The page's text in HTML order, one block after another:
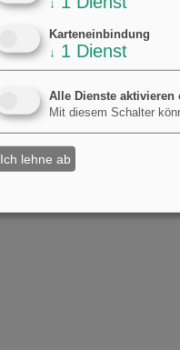
↓
Karteneinbindung
↓ 1 Dienst
Alle Dienste aktivieren
Mit diesem Schalter
Ich lehne ab